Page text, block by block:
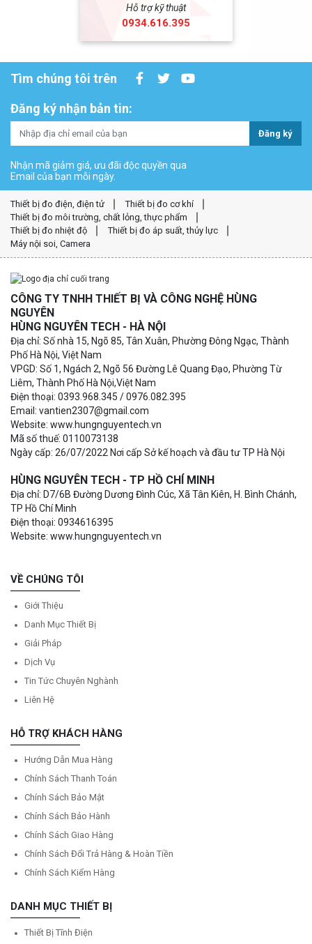
Hỗ trợ kỹ thuật
0934.616.395
Tìm chúng tôi trên
Đăng ký nhận bản tin:
Đăng ký
Nhận mã giảm giá, ưu đãi độc quyền qua
Email của bạn mỗi ngày.
Thiết bị đo điện, điện tử
Thiết bị đo cơ khí
Thiết bị đo môi trường, chất lỏng, thực phẩm
Thiết bị đo nhiệt độ
Thiết bị đo áp suất, thủy lực
Máy nội soi, Camera
CÔNG TY TNHH THIẾT BỊ VÀ CÔNG NGHỆ HÙNG
NGUYÊN
HÙNG NGUYÊN TECH - HÀ NỘI
Địa chỉ: Số nhà 15, Ngõ 85, Tân Xuân, Phường Đông Ngạc, Thành
Phố Hà Nội, Việt Nam
VPGD: Số 1, Ngách 2, Ngõ 56 Đường Lê Quang Đạo, Phường Từ
Liêm, Thành Phố Hà Nội,Việt Nam
Điện thoại: 0393.968.345 / 0976.082.395
Email: vantien2307@gmail.com
Website: www.hungnguyentech.vn
Mã số thuế: 0110073138
Ngày cấp: 26/07/2022 Nơi cấp Sở kế hoạch và đầu tư TP Hà Nội
HÙNG NGUYÊN TECH - TP HỒ CHÍ MINH
Địa chỉ: D7/6B Đường Dương Đình Cúc, Xã Tân Kiên, H. Bình Chánh,
TP Hồ Chí Minh
Điện thoại: 0934616395
Website: www.hungnguyentech.vn
VỀ CHÚNG TÔI
Giới Thiệu
Danh Mục Thiết Bị
Giải Pháp
Dịch Vụ
Tin Tức Chuyên Nghành
Liên Hệ
HỖ TRỢ KHÁCH HÀNG
Hướng Dẫn Mua Hàng
Chính Sách Thanh Toán
Chính Sách Bảo Mật
Chính Sách Bảo Hành
Chính Sách Giao Hàng
Chính Sách Đổi Trả Hàng & Hoàn Tiền
Chính Sách Kiểm Hàng
DANH MỤC THIẾT BỊ
Thiết Bị Tĩnh Điện